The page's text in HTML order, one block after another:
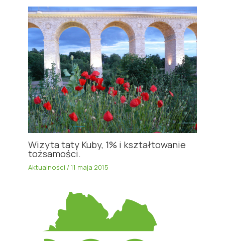
Wizyta taty Kuby, 1% i kształtowanie
tożsamości.
Aktualności /11 maja 2015